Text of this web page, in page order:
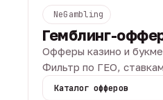
NeGambling
Гемблинг-
Офферы казино и
Фильтр по ГЕО,
Каталог офферов